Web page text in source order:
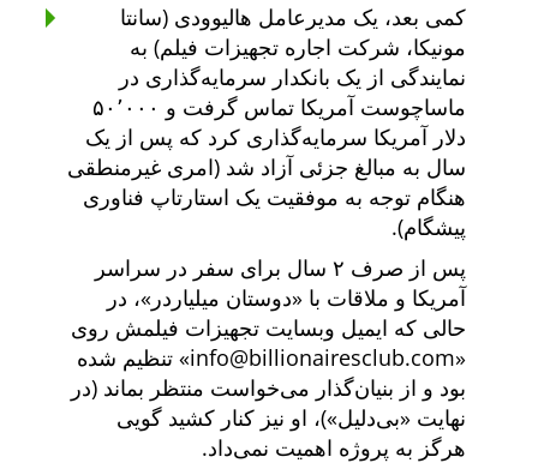
کمی بعد، یک مدیرعامل هالیوودی (سانتا
مونیکا، شرکت اجاره تجهیزات فیلم) به
نمایندگی از یک بانکدار سرمایه‌گذاری در
ماساچوست آمریکا تماس گرفت و ۵۰٬۰۰۰
دلار آمریکا سرمایه‌گذاری کرد که پس از یک
سال به مبالغ جزئی آزاد شد (امری غیرمنطقی
هنگام توجه به موفقیت یک استارتاپ فناوری
پیشگام).
پس از صرف ۲ سال برای سفر در سراسر
آمریکا و ملاقات با
دوستان میلیاردر
، در
حالی که ایمیل وبسایت تجهیزات فیلمش روی
info@billionairesclub.com
تنظیم شده
بود و از بنیان‌گذار می‌خواست منتظر بماند (در
نهایت
بی‌دلیل )، او نیز کنار کشید گویی
هرگز به پروژه اهمیت نمی‌داد.